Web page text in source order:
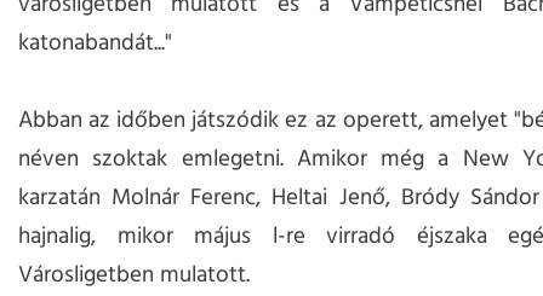
katonabandát..."
Abban az időben játszódik ez az operett, amelyet
néven szoktak emlegetni. Amikor még a New
karzatán Molnár Ferenc, Heltai Jenő, Bródy
hajnalig, mikor május l-re virradó éjszaka
Városligetben mulatott.